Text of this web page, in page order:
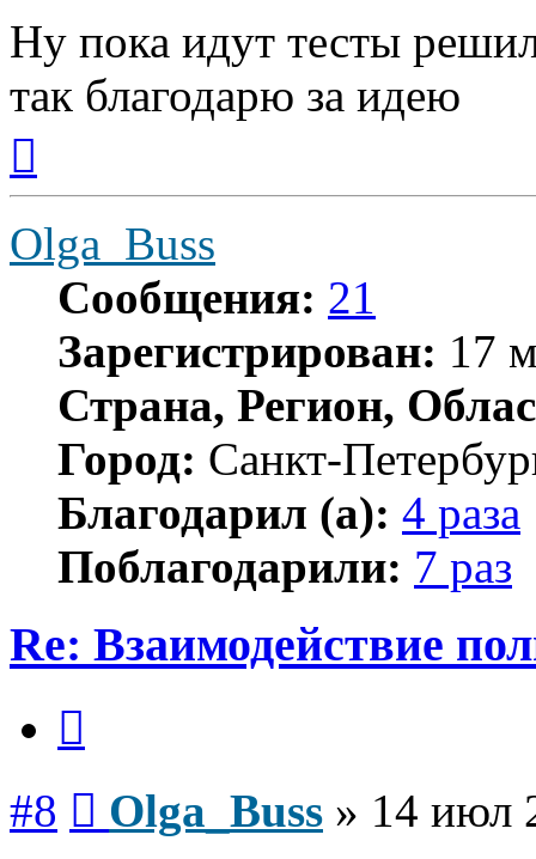
Ну пока идут тесты
так благодарю за идею
началу
Olga_Buss
Сообщения: 21
Зарегистрирован: 17
Страна, Регион,
Город: Санкт-
Благодарил (а): 4 раза
Поблагодарили: 7 раз
Re: Взаимодействие
#8 Olga_Buss » 14 июл